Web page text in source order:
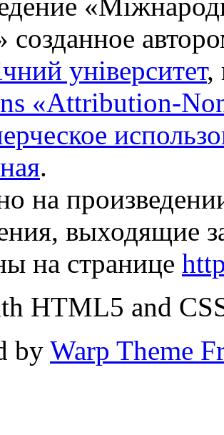
«
созданное
університет,
«Attribution-
.
на
выходящие
на странице
HTML5 and
by Warp Theme